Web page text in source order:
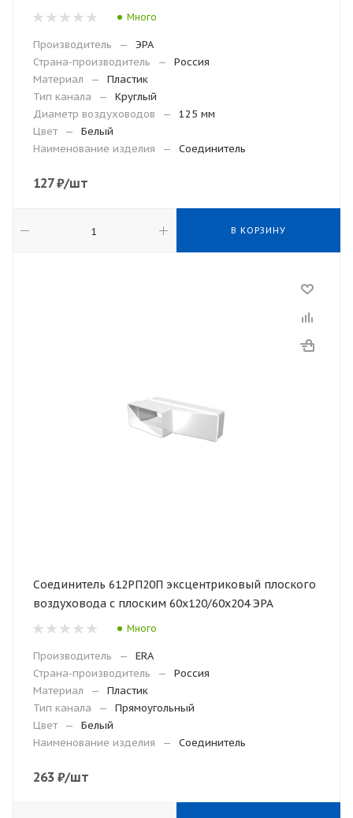
Много
Производитель —
ЭРА
Страна-производитель
—
Россия
Материал
—
Пластик
Тип канала
—
Круглый
Диаметр воздуховодов
—
125 мм
Цвет
—
Белый
Наименование изделия
— Соединитель
127₽/шт
В КОРЗИНУ
Соединитель 612РП20П эксцентриковый плоского
воздуховода с плоским 60х120/60х204 ЭРА
Много
Производитель —
ERA
Страна-производитель
—
Россия
Материал
—
Пластик
Тип канала
—
Прямоугольный
Цвет
—
Белый
Наименование изделия
— Соединитель
263 ₽/шт